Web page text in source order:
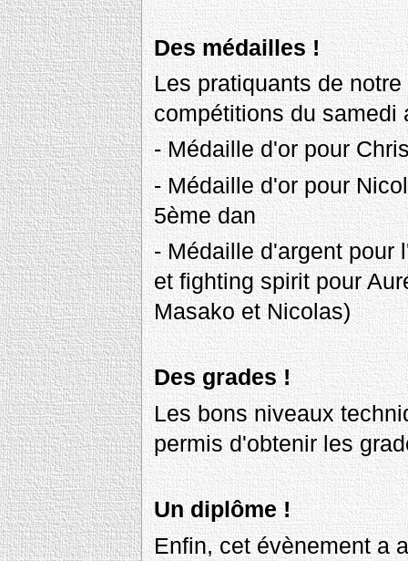
Des médailles !
Les pratiquants de
compétitions du samedi
- Médaille d'or pour
- Médaille d'or pour
5ème dan
- Médaille d'argent pour
et fighting spirit pour
Masako et Nicolas)
Des grades !
Les bons niveaux
permis d'obtenir les
Un diplôme !
Enfin, cet évènement a